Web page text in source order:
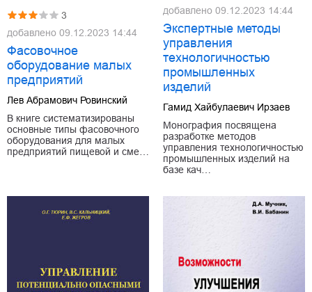
3
добавлено 09.12.2023 14:44
Фасовочное
оборудование малых
предприятий
Лев Абрамович Ровинский
В книге систематизированы
основные типы фасовочного
оборудования для малых
предприятий пищевой и сме…
добавлено 09.12.2023 14:44
Экспертные методы
управления
технологичностью
промышленных
изделий
Гамид Хайбулаевич Ирзаев
Монография посвящена
разработке методов
управления технологичностью
промышленных изделий на
базе кач…